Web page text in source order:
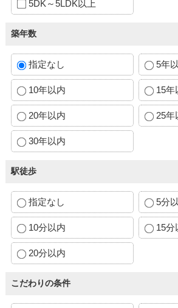
5DK～5LDK以上
築年数
指定なし 5年
10年以内 15年
20年以内 25年
30年以内
駅徒歩
指定なし 5分
10分以内 15分
20分以内
こだわりの条件